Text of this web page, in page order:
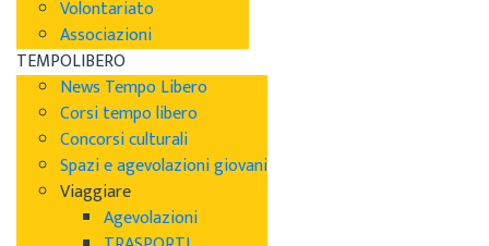
Volontariato
Associazioni
TEMPOLIBERO
News Tempo Libero
Corsi tempo libero
Concorsi culturali
Spazi e agevolazioni giovani
Viaggiare
Agevolazioni